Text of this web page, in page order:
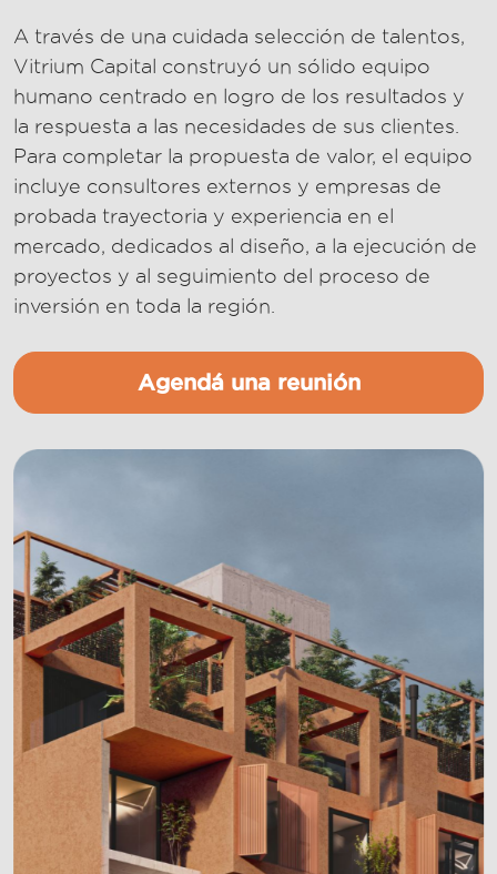
A través de una cuidada selección de talentos,
Vitrium Capital construyó un sólido equipo
humano centrado en logro de los resultados y
la respuesta a las necesidades de sus clientes.
Para completar la propuesta de valor, el equipo
incluye consultores externos y empresas de
probada trayectoria y experiencia en el
mercado, dedicados al diseño, a la ejecución de
proyectos y al seguimiento del proceso de
inversión en toda la región.
Agendá una reunión